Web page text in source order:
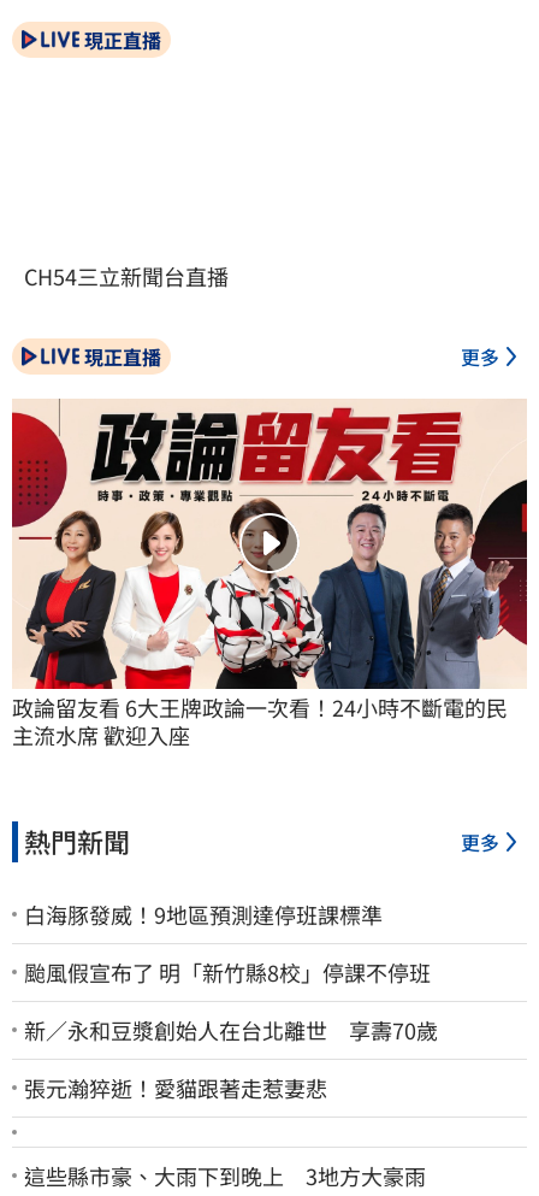
現正直播
CH54三立新聞台直播
現正直播 更多
政論留友看 6大王牌政論一次看！24小時不斷電的民
主流水席 歡迎入座
熱門新聞 更多
白海豚發威！9地區預測達停班課標準
颱風假宣布了 明「新竹縣8校」停課不停班
新／永和豆漿創始人在台北離世 享壽70歲
張元瀚猝逝！愛貓跟著走惹妻悲
這些縣市豪、大雨下到晚上 3地方大豪雨